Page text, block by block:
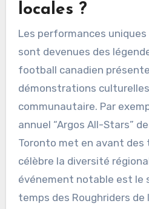
locales ?
Les performances
sont devenues des
football canadien
démonstrations
communautaire. Par
annuel “Argos All-Stars”
Toronto met en avant
célèbre la diversité
événement notable est le
temps des Roughriders